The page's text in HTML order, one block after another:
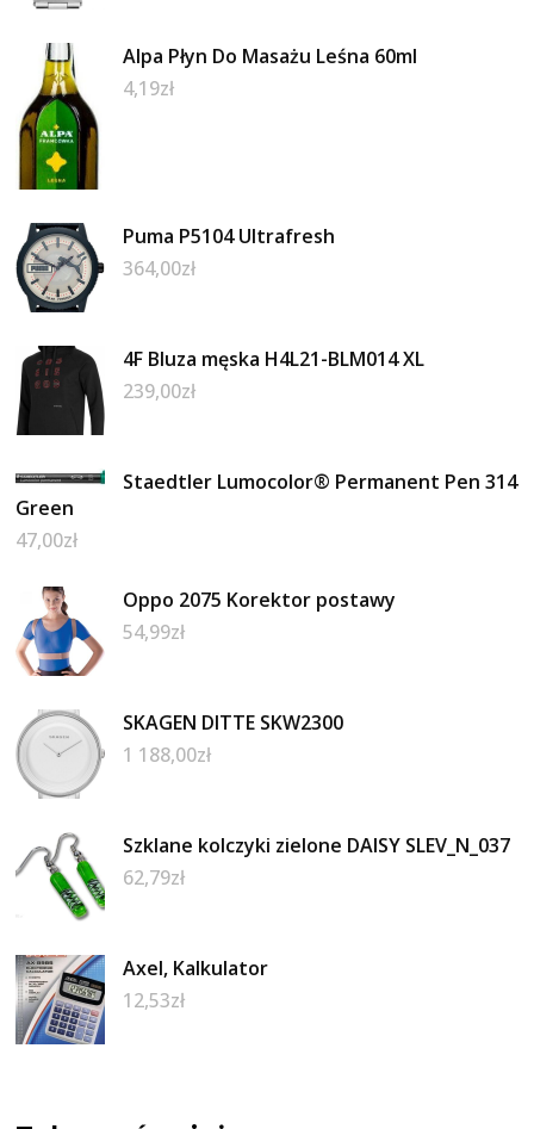
Alpa Płyn Do Masażu Leśna 60ml
4,19zł
Puma P5104 Ultrafresh
364,00zł
4F Bluza męska H4L21-BLM014 XL
239,00zł
Staedtler Lumocolor® Permanent Pen 314
Green
47,00zł
Oppo 2075 Korektor postawy
54,99zł
SKAGEN DITTE SKW2300
1 188,00zł
Szklane kolczyki zielone DAISY SLEV_N_037
62,79zł
Axel, Kalkulator
12,53zł